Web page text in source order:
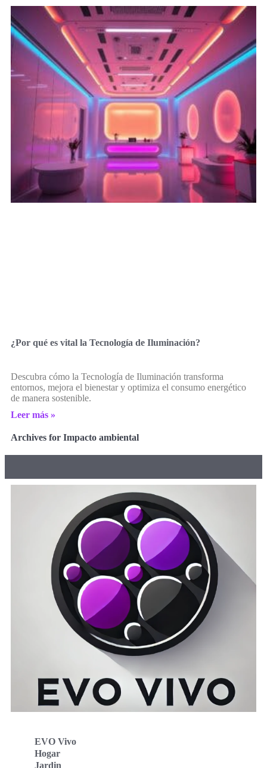
¿Por qué es vital la Tecnología de Iluminación?
Descubra cómo la Tecnología de Iluminación transforma
entornos, mejora el bienestar y optimiza el consumo energético
de manera sostenible.
Leer más »
Archives for Impacto ambiental
EVO Vivo
Hogar
Jardin